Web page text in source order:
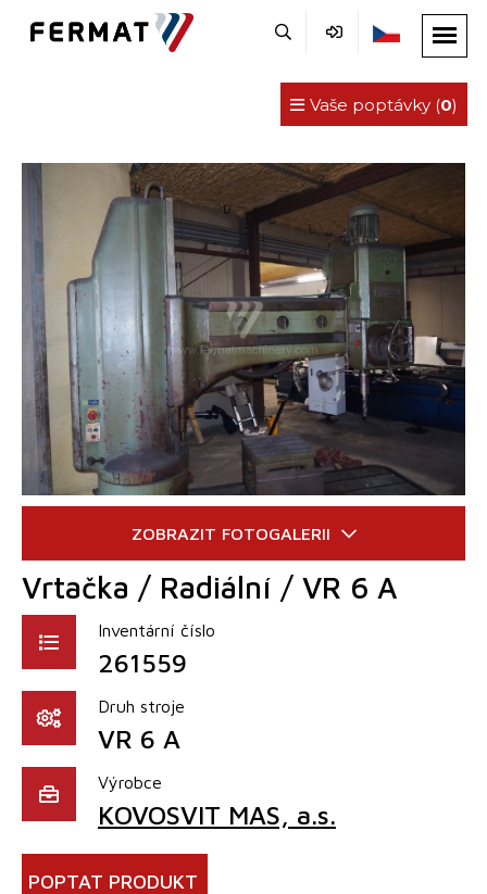
Vaše poptávky (0)
Vrtačka / Radiální / VR 6 A
Inventární číslo
261559
Druh stroje
VR 6 A
Výrobce
KOVOSVIT MAS, a.s.
POPTAT PRODUKT